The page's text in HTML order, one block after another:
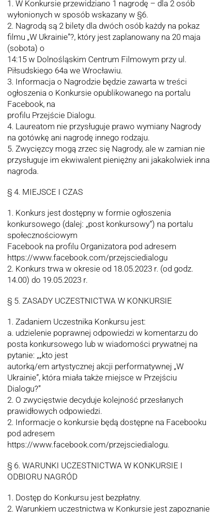
1. W Konkursie przewidziano 1 nagrodę – dla 2 osób
wyłonionych w sposób wskazany w §6.
2. Nagrodą są 2 bilety dla dwóch osób każdy na pokaz
filmu „W Ukrainie”?, który jest zaplanowany na 20 maja
(sobota) o
14:15 w Dolnośląskim Centrum Filmowym przy ul.
Piłsudskiego 64a we Wrocławiu.
3. Informacja o Nagrodzie będzie zawarta w treści
ogłoszenia o Konkursie opublikowanego na portalu
Facebook, na
profilu Przejście Dialogu.
4. Laureatom nie przysługuje prawo wymiany Nagrody
na gotówkę ani nagrodę innego rodzaju.
5. Zwycięzcy mogą zrzec się Nagrody, ale w zamian nie
przysługuje im ekwiwalent pieniężny ani jakakolwiek inna
nagroda.
§ 4. MIEJSCE I CZAS
1. Konkurs jest dostępny w formie ogłoszenia
konkursowego (dalej: „post konkursowy“) na portalu
społecznościowym
Facebook na profilu Organizatora pod adresem
https://www.facebook.com/przejsciedialogu
2. Konkurs trwa w okresie od 18.05.2023 r. (od godz.
14.00) do 19.05.2023 r.
§ 5. ZASADY UCZESTNICTWA W KONKURSIE
1. Zadaniem Uczestnika Konkursu jest:
a. udzielenie poprawnej odpowiedzi w komentarzu do
posta konkursowego lub w wiadomości prywatnej na
pytanie: „„kto jest
autorką/em artystycznej akcji performatywnej „W
Ukrainie”, która miała także miejsce w Przejściu
Dialogu?”
2. O zwycięstwie decyduje kolejność przesłanych
prawidłowych odpowiedzi.
2. Informacje o konkursie będą dostępne na Facebooku
pod adresem
https://www.facebook.com/przejsciedialogu.
§ 6. WARUNKI UCZESTNICTWA W KONKURSIE I
ODBIORU NAGRÓD
1. Dostęp do Konkursu jest bezpłatny.
2. Warunkiem uczestnictwa w Konkursie jest zapoznanie